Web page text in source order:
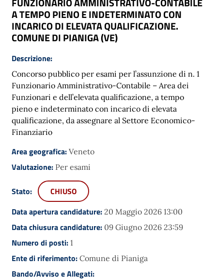
A TEMPO PIENO E INDETERMINATO CON
INCARICO DI ELEVATA QUALIFICAZIONE.
COMUNE DI PIANIGA (VE)
Descrizione:
Concorso pubblico per esami per l’assunzione di n. 1
Funzionario Amministrativo-Contabile – Area dei
Funzionari e dell’elevata qualificazione, a tempo
pieno e indeterminato con incarico di elevata
qualificazione, da assegnare al Settore Economico-
Finanziario
Area geografica: Veneto
Valutazione: Per esami
Stato:
CHIUSO
Data apertura candidature: 20 Maggio 2026 13:00
Data chiusura candidature: 09 Giugno 2026 23:59
Numero di posti: 1
Ente di riferimento: Comune di Pianiga
Bando/Avviso e Allegati: